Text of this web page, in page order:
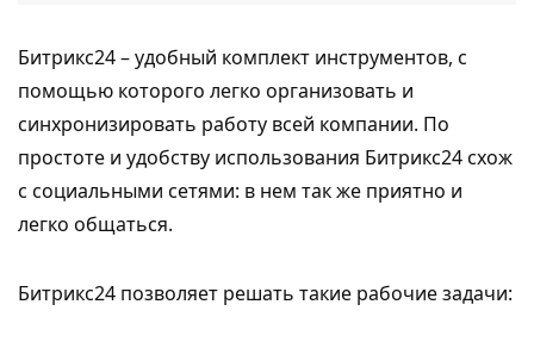
Битрикс24 – удобный комплект инструментов, с
помощью которого легко организовать и
синхронизировать работу всей компании. По
простоте и удобству использования Битрикс24 схож
с социальными сетями: в нем так же приятно и
легко общаться.
Битрикс24 позволяет решать такие рабочие задачи: